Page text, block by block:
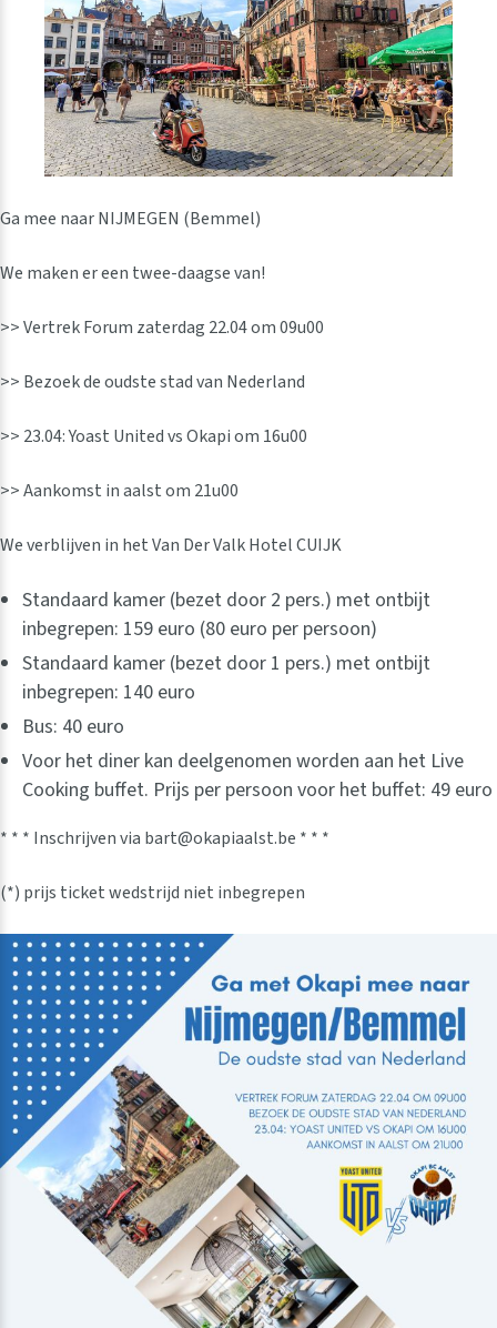
Ga mee naar NIJMEGEN (Bemmel)
We maken er een twee-daagse van!
>> Vertrek Forum zaterdag 22.04 om 09u00
>> Bezoek de oudste stad van Nederland
>> 23.04: Yoast United vs Okapi om 16u00
>> Aankomst in aalst om 21u00
We verblijven in het Van Der Valk Hotel CUIJK
Standaard kamer (bezet door 2 pers.) met ontbijt
inbegrepen: 159 euro (80 euro per persoon)
Standaard kamer (bezet door 1 pers.) met ontbijt
inbegrepen: 140 euro
Bus: 40 euro
Voor het diner kan deelgenomen worden aan het Live
Cooking buffet. Prijs per persoon voor het buffet: 49 euro
* * * Inschrijven via bart@okapiaalst.be * * *
(*) prijs ticket wedstrijd niet inbegrepen